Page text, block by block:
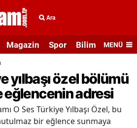
Ara
Magazin Spor Bilim veMENÜ
yılbaşı özel bölümü
eğlencenin adresi
O Ses Türkiye Yılbaşı Özel, bu
bir eğlence sunmaya